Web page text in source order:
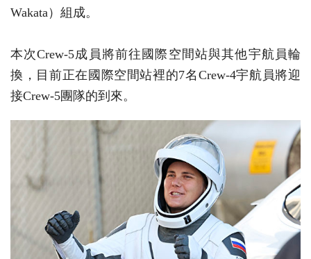
Wakata）組成。
本次Crew-5成員將前往國際空間站與其他宇航員輪
換，目前正在國際空間站裡的7名Crew-4宇航員將迎
接Crew-5團隊的到來。